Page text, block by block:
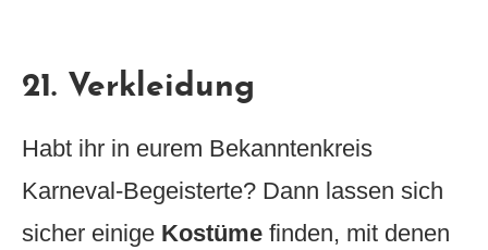
21. Verkleidung
Habt ihr in eurem Bekanntenkreis
Karneval-Begeisterte? Dann lassen sich
sicher einige Kostüme finden, mit denen